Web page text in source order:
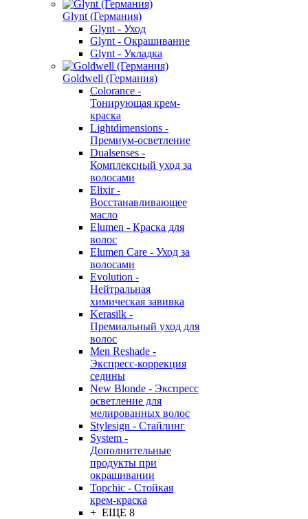
Glynt (Германия)
Glynt - Уход
Glynt - Окрашивание
Glynt - Укладка
Goldwell (Германия)
Colorance -
Тонирующая крем-
краска
Lightdimensions -
Премиум-осветление
Dualsenses -
Комплексный уход за
волосами
Elixir -
Восстанавливающее
масло
Elumen - Краска для
волос
Elumen Care - Уход за
волосами
Evolution -
Нейтральная
химическая завивка
Kerasilk -
Премиальный уход для
волос
Men Reshade -
Экспресс-коррекция
седины
New Blonde - Экспресс
осветление для
мелированных волос
Stylesign - Стайлинг
System -
Дополнительные
продукты при
окрашивании
Topchic - Стойкая
крем-краска
+ ЕЩЕ 8